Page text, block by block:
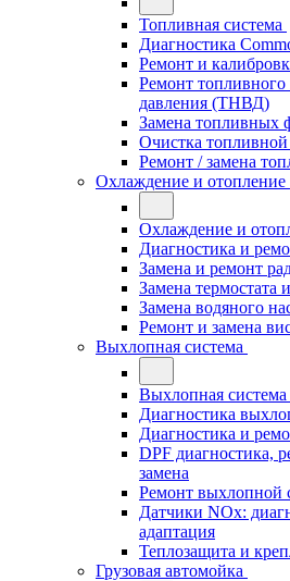
Топливная система
Диагностика
Ремонт и
Ремонт топливного
давления (ТНВД)
Замена топливных
Очистка
Ремонт / замена
Охлаждение и отопление
Охлаждение и
Диагностика и
Замена и ремонт
Замена
Замена водяного
Ремонт и замена
Выхлопная система
Выхлопная система
Диагностика
Диагностика и
DPF диагностика,
замена
Ремонт выхлопной
Датчики NOx:
адаптация
Теплозащита и
Грузовая автомойка